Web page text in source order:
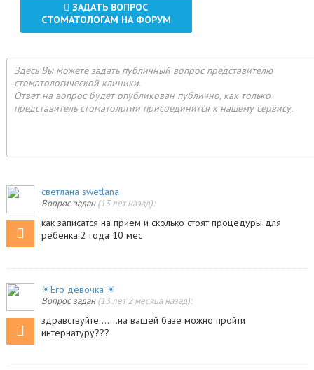
ЗАДАТЬ ВОПРОС
СТОМАТОЛОГАМ НА ФОРУМ
Здесь Вы можете задать публичный вопрос представителю
стоматологической клиники.
Ответ на вопрос будет опубликован публично, как только
представитель стоматологии присоединится к нашему сервису.
светлана swetlana
Вопрос задан(13 лет назад):
как записатся на прием и сколько стоят процедуры для
ребенка 2 года 10 мес
☀Его девочка ☀
Вопрос задан(13 лет 2 месяца назад):
здравствуйте.......на вашей базе можно пройти
интернатуру???